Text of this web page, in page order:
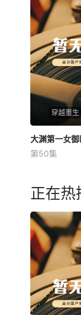
穿越重生
大渊第一
未知
大渊第一女御
第50集
正在热